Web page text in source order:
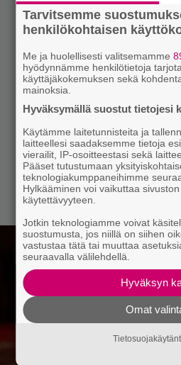
Tarvitsemme
henkilökohtaisen
Me ja huolellisesti valitsemamme
hyödynnämme henkilötietoja
käyttäjäkokemuksen sekä
mainoksia.
Hyväksymällä suostut tietojesi
Käytämme laitetunnisteita ja
laitteellesi saadaksemme tietoja
vierailit, IP-osoitteestasi sekä
Pääset tutustumaan
teknologiakumppaneihimme
Hylkääminen voi vaikuttaa
käytettävyyteen.
Jotkin teknologiamme voivat
suostumusta, jos niillä on siihen
vastustaa tätä tai muuttaa
seuraavalla välilehdellä.
Hyväksyn
Omat